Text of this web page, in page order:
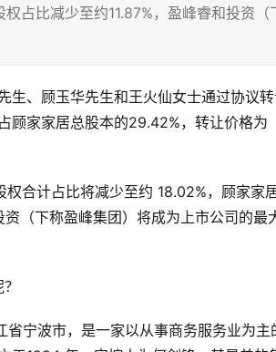
占比减少至约11.87%，盈峰睿和投资（
生、顾玉华先生和王火仙女士通过协议
顾家家居总股本的29.42%，转让价格为
合计占比将减少至约 18.02%，顾家家
（下称盈峰集团）将成为上市公司的最
宁波市，是一家以从事商务服务业为主